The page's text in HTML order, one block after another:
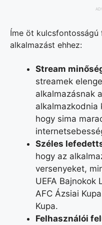
Íme öt
alkalmazást ehhez:
Stream
streamek
alkalmazásnak
alkalmazkodnia
hogy sima
Széles
hogy az
versenyeket,
UEFA Bajnokok
AFC Ázsiai
Kupa.
Felhasználói